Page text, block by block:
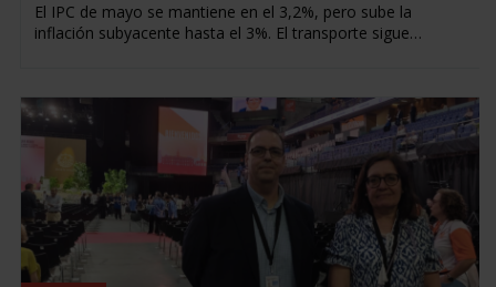
El IPC de mayo se mantiene en el 3,2%, pero sube la
inflación subyacente hasta el 3%. El transporte sigue…